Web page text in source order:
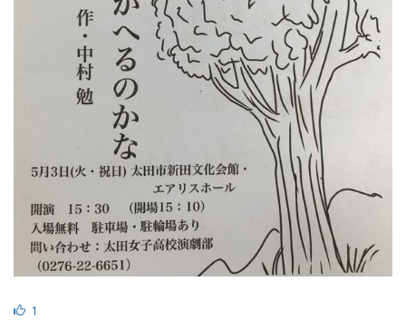
1